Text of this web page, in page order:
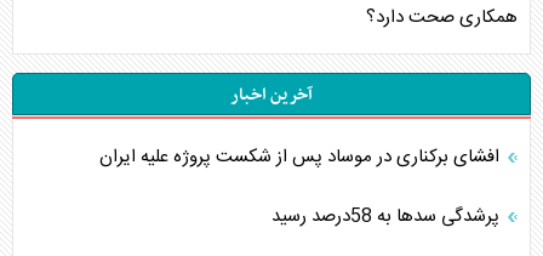
همکاری صحت دارد؟
آخرین اخبار
افشای برکناری در موساد پس از شکست پروژه علیه ایران
پرشدگی سدها به 58درصد رسید